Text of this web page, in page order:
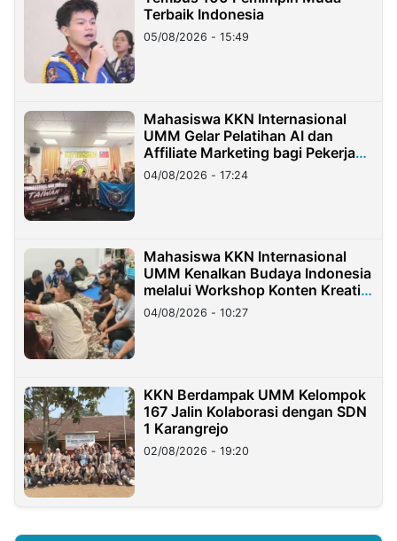
Terbaik Indonesia
05/08/2026 - 15:49
Mahasiswa KKN Internasional
UMM Gelar Pelatihan AI dan
Affiliate Marketing bagi Pekerja
Migran Indonesia di Taiwan
04/08/2026 - 17:24
Mahasiswa KKN Internasional
UMM Kenalkan Budaya Indonesia
melalui Workshop Konten Kreatif
di Taiwan
04/08/2026 - 10:27
KKN Berdampak UMM Kelompok
167 Jalin Kolaborasi dengan SDN
1 Karangrejo
02/08/2026 - 19:20